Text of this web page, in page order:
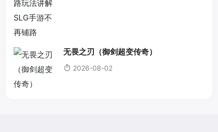
无畏之刃（御剑超变传奇）
2026-08-02